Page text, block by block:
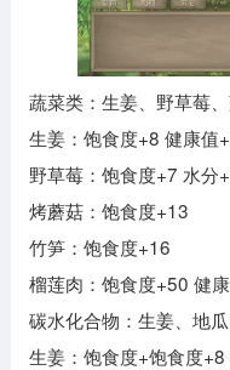
蔬菜类：生姜、野草莓
生姜：饱食度+8 健康值
野草莓：饱食度+7 水分
烤蘑菇：饱食度+13
竹笋：饱食度+16
榴莲肉：饱食度+50 健
碳水化合物：生姜、地
生姜：饱食度+饱食度